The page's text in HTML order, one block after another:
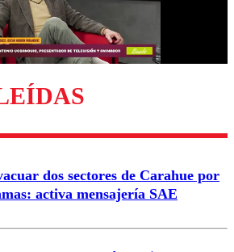
Enviar comentario
dos sectores de Carahue por
activa mensajería SAE